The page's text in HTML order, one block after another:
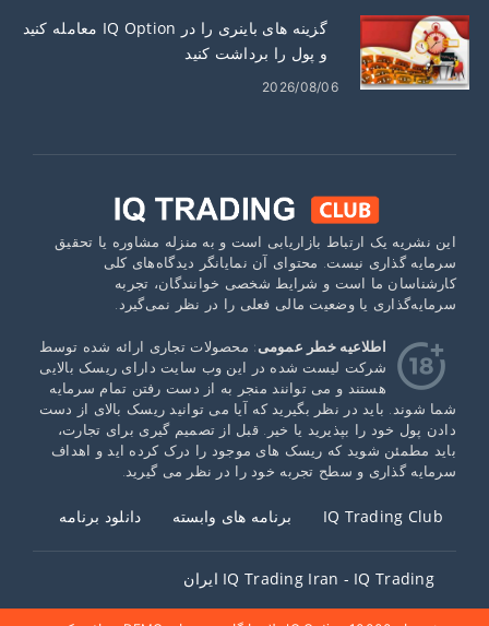
گزینه های باینری را در IQ Option معامله کنید
و پول را برداشت کنید
2026/08/06
این نشریه یک ارتباط بازاریابی است و به منزله مشاوره یا تحقیق
سرمایه گذاری نیست. محتوای آن نمایانگر دیدگاه‌های کلی
کارشناسان ما است و شرایط شخصی خوانندگان، تجربه
سرمایه‌گذاری یا وضعیت مالی فعلی را در نظر نمی‌گیرد.
اطلاعیه خطر عمومی: محصولات تجاری ارائه شده توسط
شرکت لیست شده در این وب سایت دارای ریسک بالایی
هستند و می توانند منجر به از دست رفتن تمام سرمایه
شما شوند. باید در نظر بگیرید که آیا می توانید ریسک بالای از دست
دادن پول خود را بپذیرید یا خیر. قبل از تصمیم گیری برای تجارت،
باید مطمئن شوید که ریسک های موجود را درک کرده اید و اهداف
سرمایه گذاری و سطح تجربه خود را در نظر می گیرید.
IQ Trading Club برنامه های وابسته دانلود برنامه
IQ Trading Iran - IQ Trading ایران